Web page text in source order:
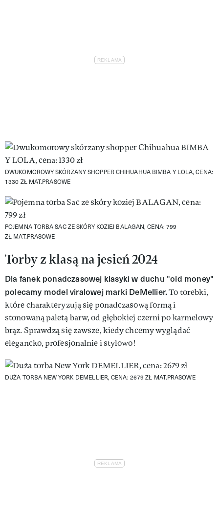
DWUKOMOROWY SKÓRZANY SHOPPER CHIHUAHUA BIMBA Y LOLA, CENA:
1330 ZŁ MAT.PRASOWE
POJEMNA TORBA SAC ZE SKÓRY KOZIEJ BALAGAN, CENA: 799
ZŁ MAT.PRASOWE
Torby z klasą na jesień 2024
Dla fanek ponadczasowej klasyki w duchu "old money"
polecamy model viralowej marki DeMellier.To torebki,
które charakteryzują się ponadczasową formą i
stonowaną paletą barw, od głębokiej czerni po karmelowy
brąz. Sprawdzą się zawsze, kiedy chcemy wyglądać
elegancko, profesjonalnie i stylowo!
DUŻA TORBA NEW YORK DEMELLIER, CENA: 2679 ZŁ MAT.PRASOWE